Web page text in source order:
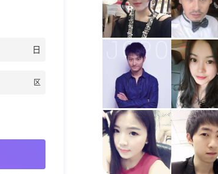
身高180cm##3002##目前，我的月收入在5001到8000元之间，拥有
实的感觉##3002##在生活中，我是个幽默风趣的人，善于用轻松的
我自信果断，
打招呼
日
区